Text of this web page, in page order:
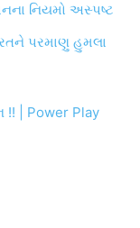
નિયમો અસ્પષ્ટ
પરમાણુ હુમલા
| Power Play